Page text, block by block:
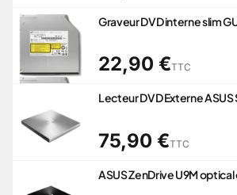
Graveur DVD interne slim
22,90 €TTC
Lecteur DVD Externe
75,90 €TTC
ASUS ZenDrive U9M